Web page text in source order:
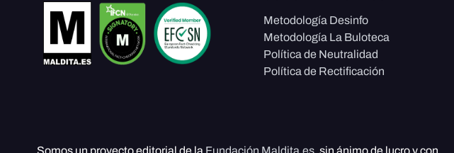
Metodología Desinfo
Metodología La Buloteca
Política de Neutralidad
Política de Rectificación
Somos un proyecto editorial de la Fundación Maldita.es , sin ánimo de lucro y con